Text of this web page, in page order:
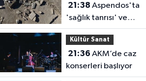
21:38
'sağlık tanrısı' ve
oğlunun heykeli
Kültür Sanat
21:36
konserleri başlıyor